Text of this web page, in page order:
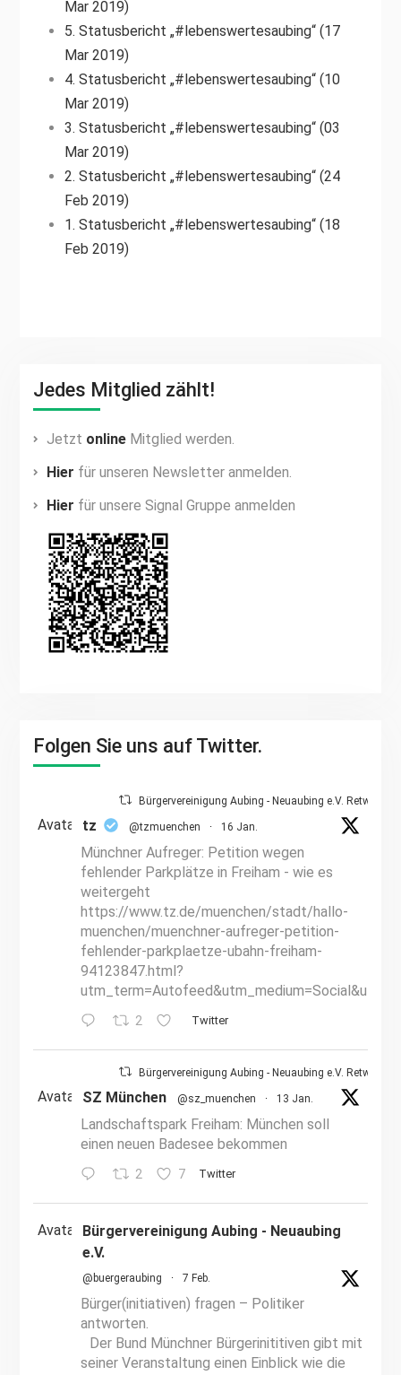
Mar 2019)
5. Statusbericht „#lebenswertesaubing“ (17
Mar 2019)
4. Statusbericht „#lebenswertesaubing“ (10
Mar 2019)
3. Statusbericht „#lebenswertesaubing“ (03
Mar 2019)
2. Statusbericht „#lebenswertesaubing“ (24
Feb 2019)
1. Statusbericht „#lebenswertesaubing“ (18
Feb 2019)
Jedes Mitglied zählt!
Jetzt onlineMitglied werden.
Hier für unseren Newsletter anmelden.
Hier für unsere Signal Gruppe anmelden
Folgen Sie uns auf Twitter.
Bürgervereinigung Aubing - Neuaubing e.V. Retweetet
Avatar tz @tzmuenchen · 16 Jan.
Münchner Aufreger: Petition wegen
fehlender Parkplätze in Freiham - wie es
weitergeht
https://www.tz.de/muenchen/stadt/hallo-
muenchen/muenchner-aufreger-petition-
fehlender-parkplaetze-ubahn-freiham-
94123847.html?
2 Twitter
Bürgervereinigung Aubing - Neuaubing e.V. Retweetet
Avatar SZ München @sz_muenchen · 13 Jan.
Landschaftspark Freiham: München soll
einen neuen Badesee bekommen
2 7 Twitter
Avatar
Bürgervereinigung Aubing - Neuaubing
e.V.
@buergeraubing · 7 Feb.
Bürger(initiativen) fragen – Politiker
antworten.
Der Bund Münchner Bürgerinititiven gibt mit
seiner Veranstaltung einen Einblick wie die